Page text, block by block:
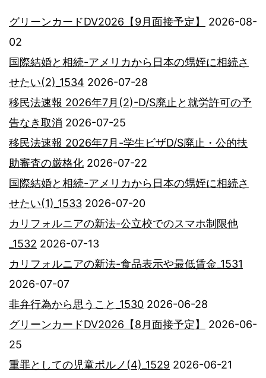
グリーンカードDV2026【9月面接予定】
2026-08-
02
国際結婚と相続-アメリカから日本の甥姪に相続さ
せたい(2)_1534 2026-07-28
移民法速報 2026年7月(2)-D/S廃止と就労許可の予
告なき取消 2026-07-25
移民法速報 2026年7月-学生ビザD/S廃止・公的扶
助審査の厳格化 2026-07-22
国際結婚と相続-アメリカから日本の甥姪に相続さ
せたい(1)_1533 2026-07-20
カリフォルニアの新法-公立校でのスマホ制限他
_1532 2026-07-13
カリフォルニアの新法-食品表示や最低賃金_1531
2026-07-07
非弁行為から思うこと_1530 2026-06-28
グリーンカードDV2026【8月面接予定】
2026-06-
25
重罪としての児童ポルノ(4)_1529 2026-06-21